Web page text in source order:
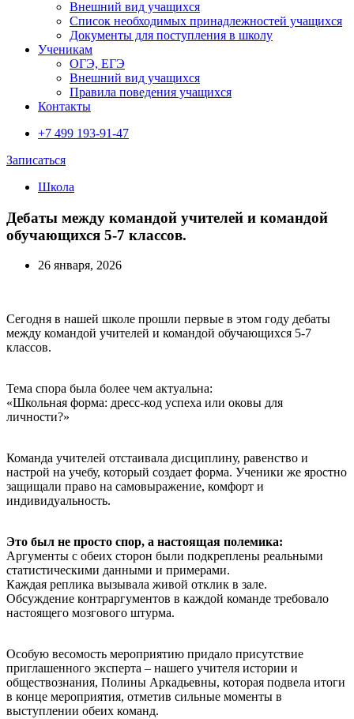
Внешний вид учащихся
Список необходимых принадлежностей учащихся
Документы для поступления в школу
Ученикам
ОГЭ, ЕГЭ
Внешний вид учащихся
Правила поведения учащихся
Контакты
+7 499 193-91-47
Записаться
Школа
Дебаты между командой учителей и командой
обучающихся 5-7 классов.
26 января, 2026
Сегодня в нашей школе прошли первые в этом году дебаты
между командой учителей и командой обучающихся 5-7
классов.
Тема спора была более чем актуальна:
«Школьная форма: дресс-код успеха или оковы для
личности?»
Команда учителей отстаивала дисциплину, равенство и
настрой на учебу, который создает форма. Ученики же яростно
защищали право на самовыражение, комфорт и
индивидуальность.
Это был не просто спор, а настоящая полемика:
Аргументы с обеих сторон были подкреплены реальными
статистическими данными и примерами.
Каждая реплика вызывала живой отклик в зале.
Обсуждение контраргументов в каждой команде требовало
настоящего мозгового штурма.
Особую весомость мероприятию придало присутствие
приглашенного эксперта – нашего учителя истории и
обществознания, Полины Аркадьевны, которая подвела итоги
в конце мероприятия, отметив сильные моменты в
выступлении обеих команд.